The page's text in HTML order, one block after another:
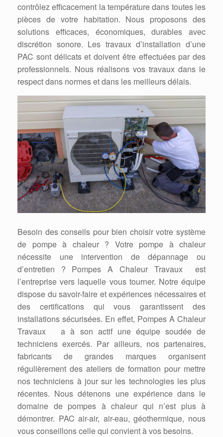
contrôlez efficacement la température dans toutes les
pièces de votre habitation. Nous proposons des
solutions efficaces, économiques, durables avec
discrétion sonore. Les travaux d’installation d’une
PAC sont délicats et doivent être effectuées par des
professionnels. Nous réalisons vos travaux dans le
respect dans normes et dans les meilleurs délais.
Besoin des conseils pour bien choisir votre système
de pompe à chaleur ? Votre pompe à chaleur
nécessite une intervention de dépannage ou
d’entretien ? Pompes A Chaleur Travaux est
l’entreprise vers laquelle vous tourner. Notre équipe
dispose du savoir-faire et expériences nécessaires et
des certifications qui vous garantissent des
installations sécurisées. En effet, Pompes A Chaleur
Travaux a à son actif une équipe soudée de
techniciens exercés. Par ailleurs, nos partenaires,
fabricants de grandes marques organisent
régulièrement des ateliers de formation pour mettre
nos techniciens à jour sur les technologies les plus
récentes. Nous détenons une expérience dans le
domaine de pompes à chaleur qui n’est plus à
démontrer. PAC air-air, air-eau, géothermique, nous
vous conseillons celle qui convient à vos besoins.